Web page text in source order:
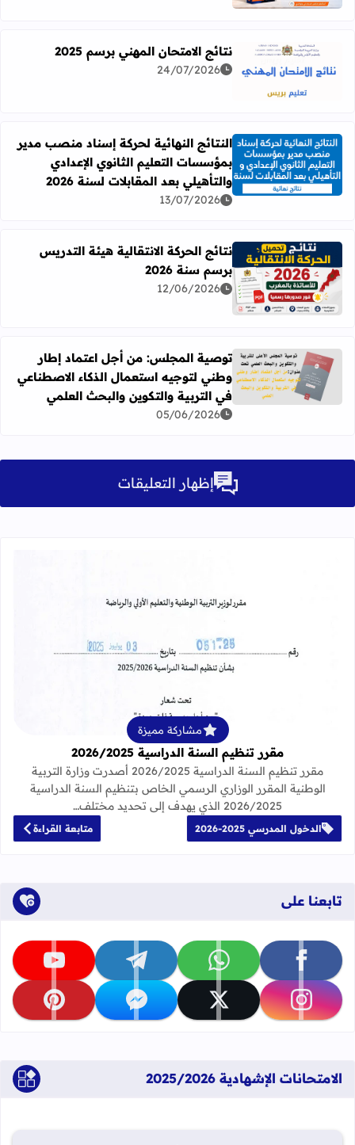
اقرأ المزيد عن نتائج الامتحان المهني برسم 2025
نتائج الامتحان المهني برسم 2025
24/07/2026
اقرأ المزيد عن النتائج النهائية لحركة إسناد منصب مدير
النتائج النهائية لحركة إسناد منصب مدير
بمؤسسات التعليم الثانوي الإعدادي
والتأهيلي بعد المقابلات لسنة 2026
13/07/2026
اقرأ المزيد عن نتائج الحركة الانتقالية هيئة التدريس برسم سنة
نتائج الحركة الانتقالية هيئة التدريس
برسم سنة 2026
12/06/2026
اقرأ المزيد عن توصية المجلس: من أجل اعتماد إطار وطني
توصية المجلس: من أجل اعتماد إطار
وطني لتوجيه استعمال الذكاء الاصطناعي
في التربية والتكوين والبحث العلمي
05/06/2026
إظهار التعليقات
قراءة المزيد عن مقرر تنظيم السنة الدراسية
مشاركة مميزة
مقرر تنظيم السنة الدراسية 2026/2025
مقرر تنظيم السنة الدراسية 2026/2025 أصدرت وزارة التربية
الوطنية المقرر الوزاري الرسمي الخاص بتنظيم السنة الدراسية
2026/2025 الذي يهدف إلى تحديد مختلف…
الدخول المدرسي 2025-2026 متابعة القراءة
تابعنا على
تابعنا على facebook تابعنا على whatsapp تابعنا على telegram تابعنا على youtube
تابعنا على instagram تابعنا على x تابعنا على messenger تابعنا على pinterest
الامتحانات الإشهادية 2025/2026